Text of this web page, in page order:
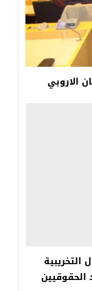
التخريبية
الحقوقيين